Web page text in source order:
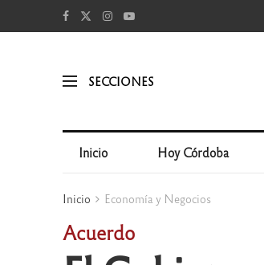
SECCIONES
Inicio Hoy Córdoba
Inicio Economía y Negocios
Acuerdo